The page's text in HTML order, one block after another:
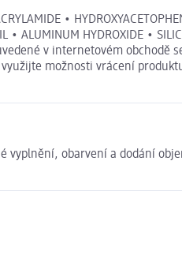
•
• ALUMINUM HYDROXIDE •
v internetovém obchodě
možnosti vrácení
vyplnění, obarvení a dodání